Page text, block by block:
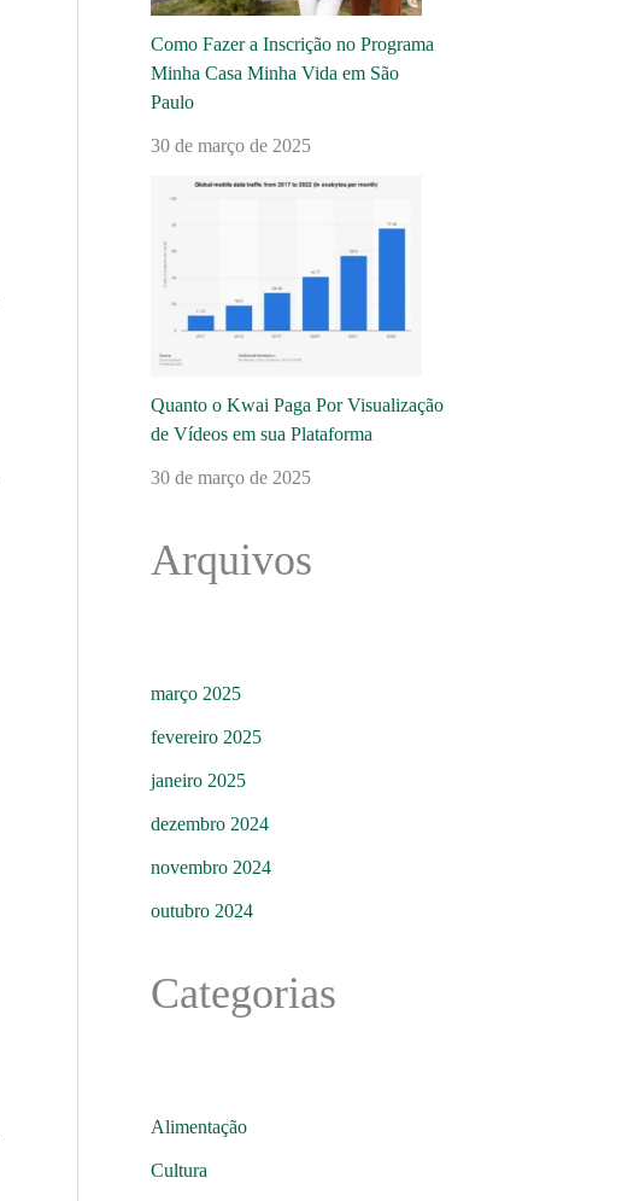
Como Fazer a Inscrição no Programa
Minha Casa Minha Vida em São
Paulo
30 de março de 2025
Quanto o Kwai Paga Por Visualização
de Vídeos em sua Plataforma
30 de março de 2025
Arquivos
março 2025
fevereiro 2025
janeiro 2025
dezembro 2024
novembro 2024
outubro 2024
Categorias
Alimentação
Cultura